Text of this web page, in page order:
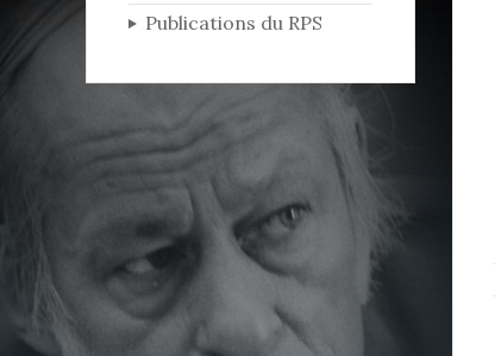
Publications du RPS